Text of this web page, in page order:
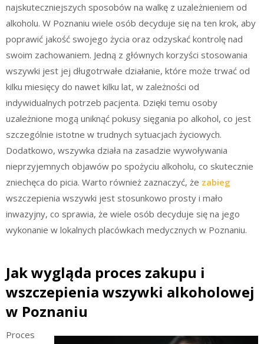
najskuteczniejszych sposobów na walkę z uzależnieniem od
alkoholu. W Poznaniu wiele osób decyduje się na ten krok, aby
poprawić jakość swojego życia oraz odzyskać kontrolę nad
swoim zachowaniem. Jedną z głównych korzyści stosowania
wszywki jest jej długotrwałe działanie, które może trwać od
kilku miesięcy do nawet kilku lat, w zależności od
indywidualnych potrzeb pacjenta. Dzięki temu osoby
uzależnione mogą uniknąć pokusy sięgania po alkohol, co jest
szczególnie istotne w trudnych sytuacjach życiowych.
Dodatkowo, wszywka działa na zasadzie wywoływania
nieprzyjemnych objawów po spożyciu alkoholu, co skutecznie
zniechęca do picia. Warto również zaznaczyć, że zabieg
wszczepienia wszywki jest stosunkowo prosty i mało
inwazyjny, co sprawia, że wiele osób decyduje się na jego
wykonanie w lokalnych placówkach medycznych w Poznaniu.
Jak wygląda proces zakupu i
wszczepienia wszywki alkoholowej
w Poznaniu
Proces